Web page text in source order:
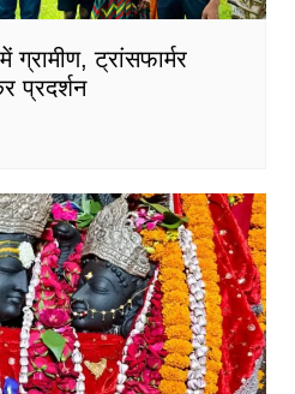
ट्रांसफार्मर
प्रदर्शन